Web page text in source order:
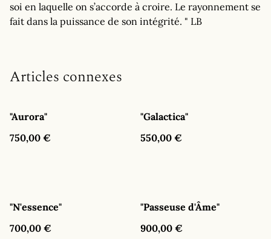
soi en laquelle on s’accorde à croire. Le rayonnement se
fait dans la puissance de son intégrité. " LB
Articles connexes
"Aurora"
750,00 €
"Galactica"
550,00 €
"N'essence"
700,00 €
"Passeuse d'Âme"
900,00 €